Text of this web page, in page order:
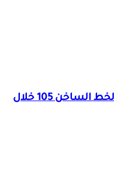
الصحة: ارتفاع الإقبال على الخط الساخن 105 خلال